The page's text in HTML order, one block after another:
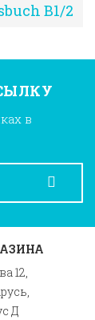
B1/2
в
12,
Д